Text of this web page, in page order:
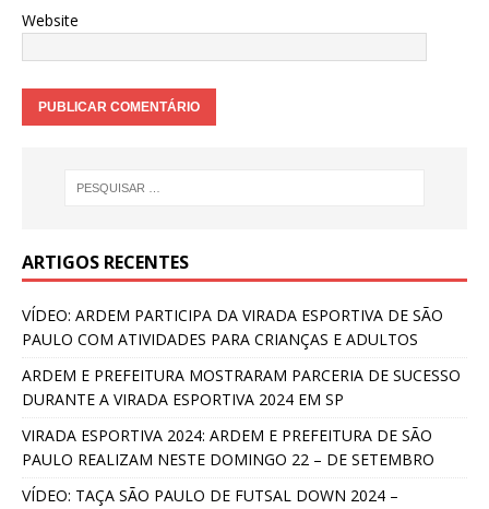
Website
ARTIGOS RECENTES
VÍDEO: ARDEM PARTICIPA DA VIRADA ESPORTIVA DE SÃO
PAULO COM ATIVIDADES PARA CRIANÇAS E ADULTOS
ARDEM E PREFEITURA MOSTRARAM PARCERIA DE SUCESSO
DURANTE A VIRADA ESPORTIVA 2024 EM SP
VIRADA ESPORTIVA 2024: ARDEM E PREFEITURA DE SÃO
PAULO REALIZAM NESTE DOMINGO 22 – DE SETEMBRO
VÍDEO: TAÇA SÃO PAULO DE FUTSAL DOWN 2024 –